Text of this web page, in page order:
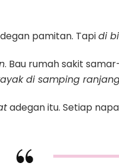
pamitan. Tapidi
. Bau rumah sakit
di samping
adegan itu. Setiap